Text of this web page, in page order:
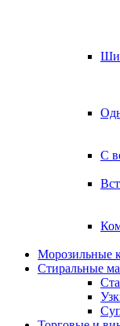
С
Морозильные
Стиральные